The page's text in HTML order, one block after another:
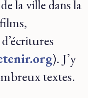
la ville dans la
). J’y
textes.